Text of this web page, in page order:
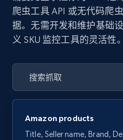
爬虫工具 API 或无代码爬
据。无需开发和维护基础
义 SKU 监控工具的灵活性。
Amazon products
Title, Seller name, Brand,